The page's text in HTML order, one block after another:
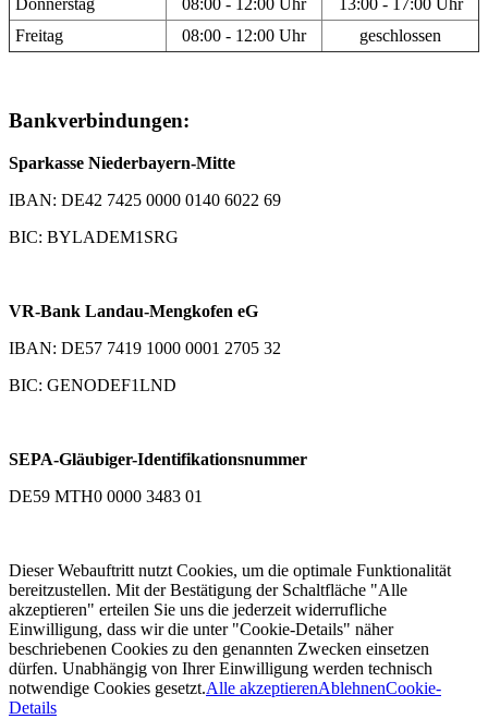
Freitag
08:00 - 12:00 Uhr geschlossen
Bankverbindungen:
Sparkasse Niederbayern-Mitte
IBAN: DE42 7425 0000 0140 6022 69
BIC: BYLADEM1SRG
VR-Bank Landau-Mengkofen eG
IBAN: DE57 7419 1000 0001 2705 32
BIC: GENODEF1LND
SEPA-Gläubiger-Identifikationsnummer
DE59 MTH0 0000 3483 01
Dieser Webauftritt nutzt Cookies, um die optimale Funktionalität
bereitzustellen. Mit der Bestätigung der Schaltfläche "Alle
akzeptieren" erteilen Sie uns die jederzeit widerrufliche
Einwilligung, dass wir die unter "Cookie-Details" näher
beschriebenen Cookies zu den genannten Zwecken einsetzen
dürfen. Unabhängig von Ihrer Einwilligung werden technisch
notwendige Cookies gesetzt.Alle akzeptierenAblehnenCookie-
Details